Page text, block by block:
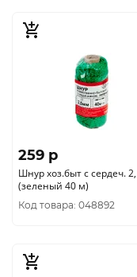
259 p
Шнур хоз.быт с сердеч. 2, 5 мм
(зеленый 40 м)
Код товара: 048892